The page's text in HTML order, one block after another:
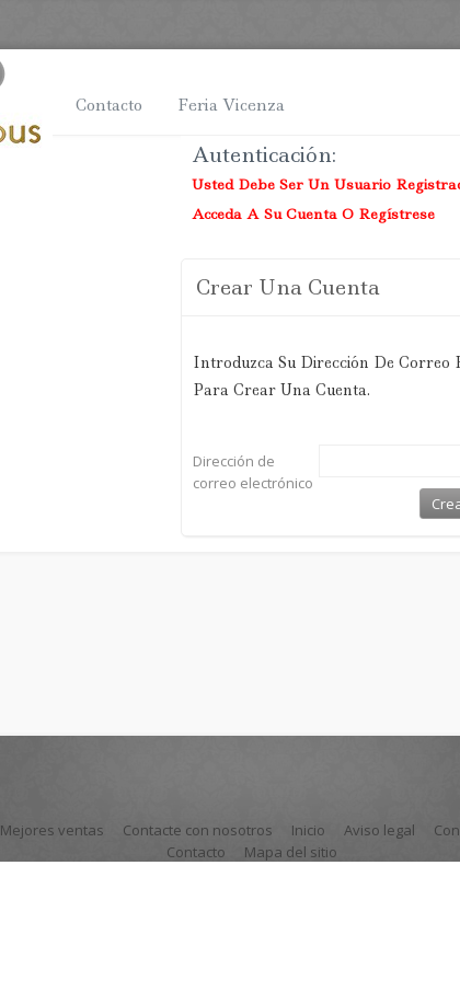
Contacto Feria Vicenza
Autenticación:
Usted Debe Ser Un Usuario
Acceda A Su Cuenta O Regístrese
Crear Una Cuenta
Introduzca Su Dirección De Correo
Para Crear Una Cuenta.
Dirección de
correo electrónico
Mejores ventas Contacte con nosotros Inicio Aviso legal
Contacto
Mapa del sitio